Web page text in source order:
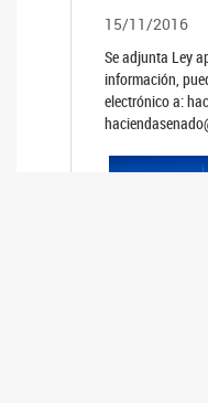
15/11/2016
Se adjunta Ley
información,
electrónico a: